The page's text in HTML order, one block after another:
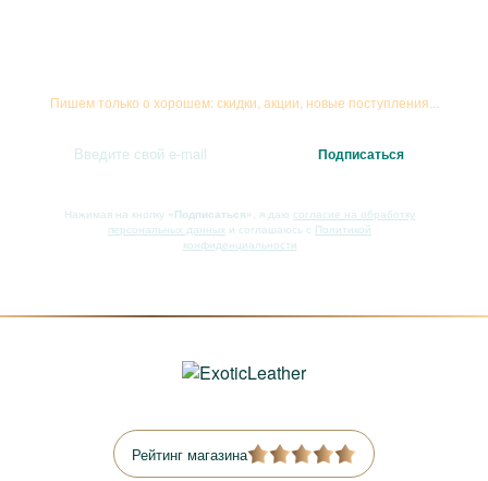
Пишем только о хорошем: скидки, акции, новые поступления...
Нажимая на кнопку «Подписаться» , я даю согласие на обработку
персональных данных и соглашаюсь с Политикой
конфиденциальности
Рейтинг магазина